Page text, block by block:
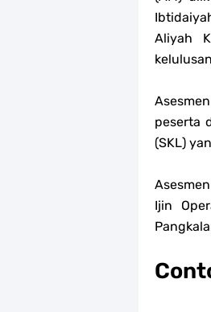
Aliyah
peserta
(SKL)
Ijin